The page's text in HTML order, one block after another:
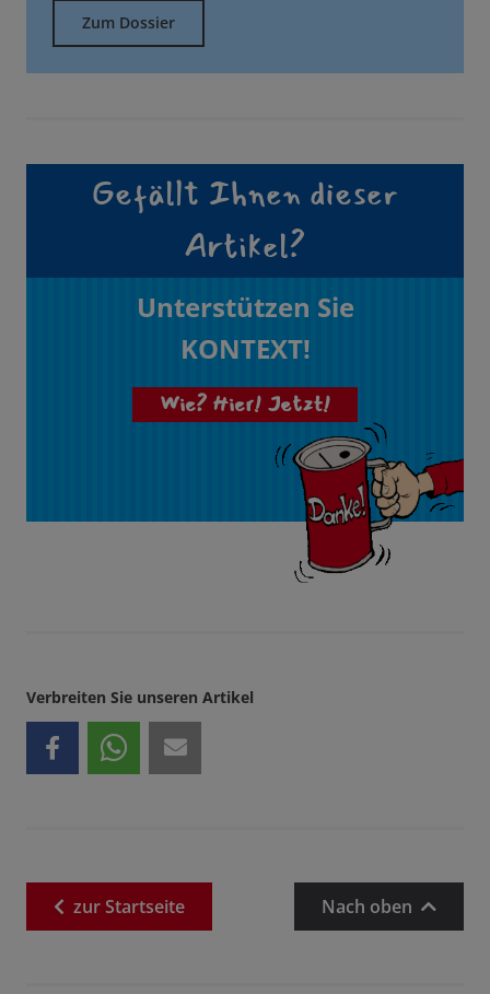
Zum Dossier
Gefällt Ihnen dieser
Artikel?
Unterstützen Sie
KONTEXT!
Wie? Hier! Jetzt!
Verbreiten Sie unseren Artikel
zurStartseite Nach oben